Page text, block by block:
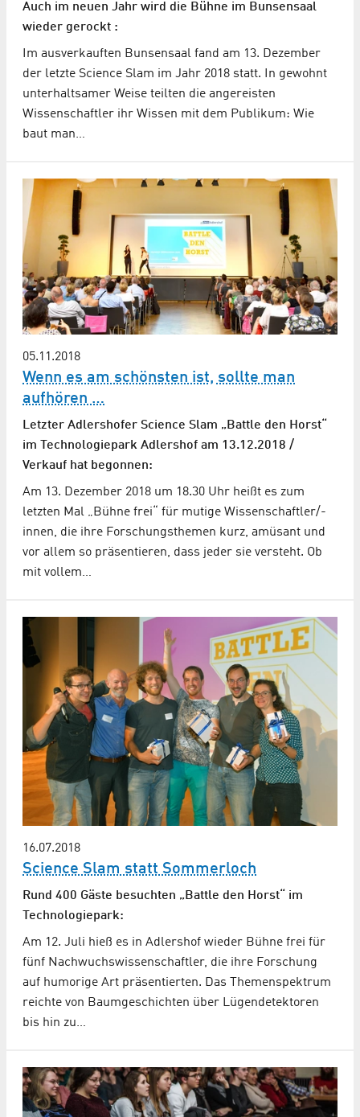
Auch im neuen Jahr wird die Bühne im Bunsensaal
wieder gerockt :
Im ausverkauften Bunsensaal fand am 13. Dezember
der letzte Science Slam im Jahr 2018 statt. In gewohnt
unterhaltsamer Weise teilten die angereisten
Wissenschaftler ihr Wissen mit dem Publikum: Wie
baut man…
05.11.2018
Wenn es am schönsten ist, sollte man
aufhören …
Letzter Adlershofer Science Slam „Battle den Horst“
im Technologiepark Adlershof am 13.12.2018 /
Verkauf hat begonnen:
Am 13. Dezember 2018 um 18.30 Uhr heißt es zum
letzten Mal „Bühne frei“ für mutige Wissenschaftler/-
innen, die ihre Forschungsthemen kurz, amüsant und
vor allem so präsentieren, dass jeder sie versteht. Ob
mit vollem…
16.07.2018
Science Slam statt Sommerloch
Rund 400 Gäste besuchten „Battle den Horst“ im
Technologiepark:
Am 12. Juli hieß es in Adlershof wieder Bühne frei für
fünf Nachwuchswissenschaftler, die ihre Forschung
auf humorige Art präsentierten. Das Themenspektrum
reichte von Baumgeschichten über Lügendetektoren
bis hin zu…